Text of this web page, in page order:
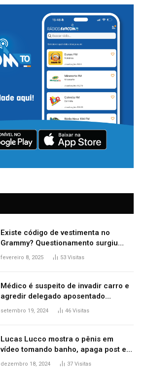
Existe código de vestimenta no
Grammy? Questionamento surgiu
após Bianca Censori, mulher de
fevereiro 8, 2025 53 Visitas
Médico é suspeito de invadir carro e
agredir delegado aposentado
durante confusão no trânsito
setembro 19, 2024 46 Visitas
Lucas Lucco mostra o pênis em
vídeo tomando banho, apaga post e
diz ‘foi mal’
dezembro 18, 2024 37 Visitas